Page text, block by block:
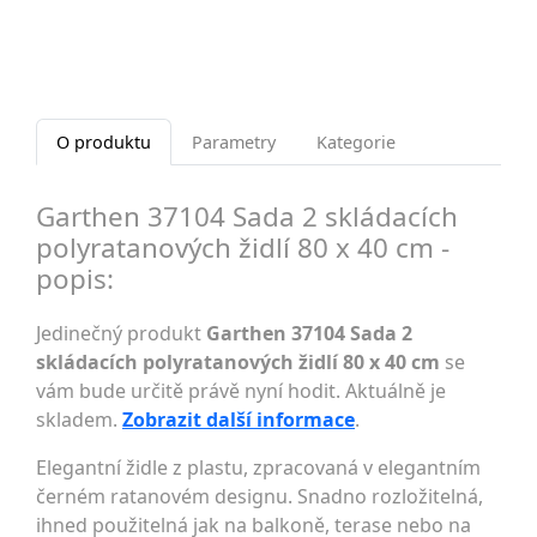
O produktu Parametry Kategorie
Garthen 37104 Sada 2 skládacích
polyratanových židlí 80 x 40 cm -
popis:
Jedinečný produkt Garthen 37104 Sada 2
skládacích polyratanových židlí 80 x 40 cm se
vám bude určitě právě nyní hodit. Aktuálně je
skladem. Zobrazit další informace.
Elegantní židle z plastu, zpracovaná v elegantním
černém ratanovém designu. Snadno rozložitelná,
ihned použitelná jak na balkoně, terase nebo na